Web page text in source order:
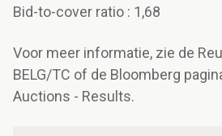
Bid-to-cover ratio : 1,68
Voor meer informatie, zie de
BELG/TC of de Bloomberg
Auctions - Results.